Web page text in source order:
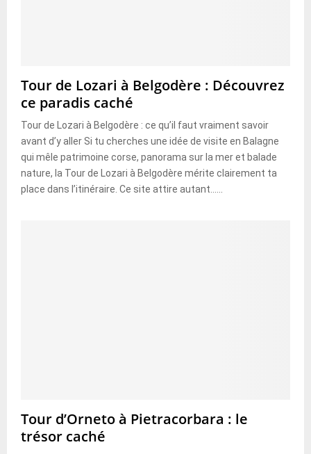
Tour de Lozari à Belgodère : Découvrez
ce paradis caché
Tour de Lozari à Belgodère : ce qu’il faut vraiment savoir
avant d’y aller Si tu cherches une idée de visite en Balagne
qui mêle patrimoine corse, panorama sur la mer et balade
nature, la Tour de Lozari à Belgodère mérite clairement ta
place dans l’itinéraire. Ce site attire autant......
Tour d’Orneto à Pietracorbara : le
trésor caché